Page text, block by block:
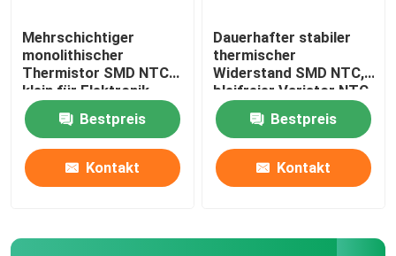
Mehrschichtiger
monolithischer
Thermistor SMD NTC
klein für Elektronik
Bestpreis
Kontakt
Dauerhafter stabiler
thermischer
Widerstand SMD NTC,
bleifreier Varistor NTC
Bestpreis
Kontakt